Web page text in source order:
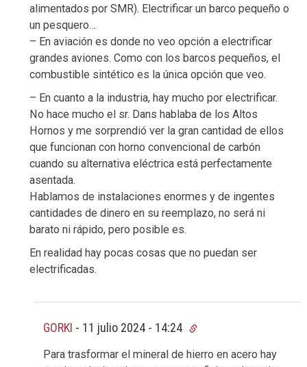
alimentados por SMR). Electrificar un barco pequeño o
un pesquero…
– En aviación es donde no veo opción a electrificar
grandes aviones. Como con los barcos pequeños, el
combustible sintético es la única opción que veo.
– En cuanto a la industria, hay mucho por electrificar.
No hace mucho el sr. Dans hablaba de los Altos
Hornos y me sorprendió ver la gran cantidad de ellos
que funcionan con horno convencional de carbón
cuando su alternativa eléctrica está perfectamente
asentada.
Hablamos de instalaciones enormes y de ingentes
cantidades de dinero en su reemplazo, no será ni
barato ni rápido, pero posible es.
En realidad hay pocas cosas que no puedan ser
electrificadas.
GORKI - 11 julio 2024 - 14:24
Para trasformar el mineral de hierro en acero hay